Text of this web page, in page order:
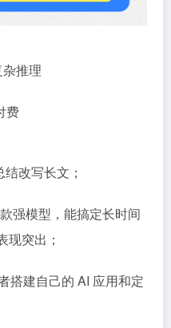
推理
费
改写长文；
强模型，能搞定长时间
现突出；
搭建自己的 AI 应用和定